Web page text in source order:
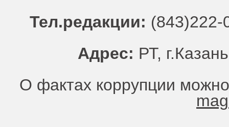
Тел.редакции:
Адрес: РТ,
О фактах коррупции